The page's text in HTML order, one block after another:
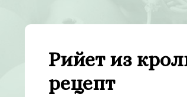
Рийет из
рецепт